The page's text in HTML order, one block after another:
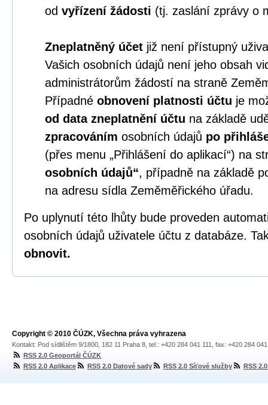
od vyřízení žádosti (tj. zaslání zprávy o
Zneplatněný účet již není přístupný
Vašich osobních údajů není jeho obsah
administrátorům žádostí na straně
Případné obnovení platnosti účtu je
od data zneplatnění účtu na základě
zpracováním osobních údajů po
(přes menu „Přihlášení do aplikací“) na
osobních údajů“, případně na základě
na adresu sídla Zeměměřického úřadu.
Po uplynutí této lhůty bude proveden
osobních údajů uživatele účtu z databáze.
obnovit.
Copyright © 2010 ČÚZK, Všechna práva vyhrazena
Kontakt: Pod sídlištěm 9/1800, 182 11 Praha 8, tel.: +420 284 041 111, fax: +420 284
RSS 2.0 Geoportál ČÚZK
RSS 2.0 Aplikace
RSS 2.0 Datové sady RSS 2.0 Síťové služby RSS